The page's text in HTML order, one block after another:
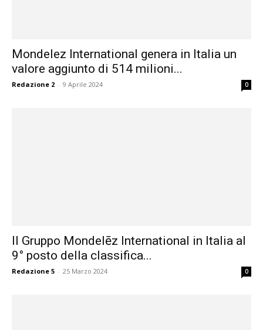
Mondelez International genera in Italia un
valore aggiunto di 514 milioni...
Redazione 2 - 9 Aprile 2024 0
Il Gruppo Mondelēz International in Italia al
9° posto della classifica...
Redazione 5 - 25 Marzo 2024 0